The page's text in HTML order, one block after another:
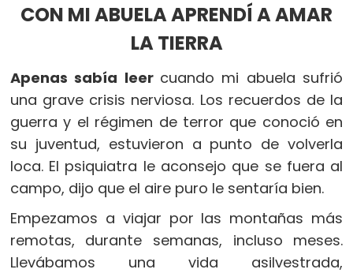
CON MI ABUELA APRENDÍ A AMAR
LA TIERRA
Apenas sabía leer cuando mi abuela sufrió
una grave crisis nerviosa. Los recuerdos de la
guerra y el régimen de terror que conoció en
su juventud, estuvieron a punto de volverla
loca. El psiquiatra le aconsejo que se fuera al
campo, dijo que el aire puro le sentaría bien.
Empezamos a viajar por las montañas más
remotas, durante semanas, incluso meses.
Llevábamos una vida asilvestrada,